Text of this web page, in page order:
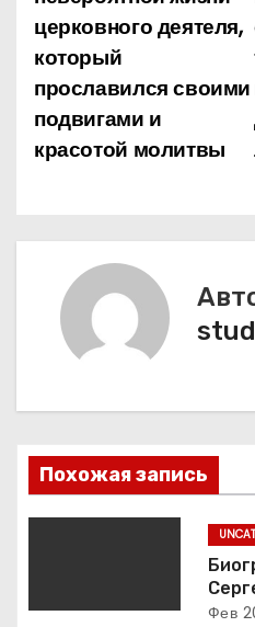
и
г
а
и
з
а
п
с
церковного деятеля,
который
прославился своими
подвигами и
красотой молитвы
Похожая запись
Фев